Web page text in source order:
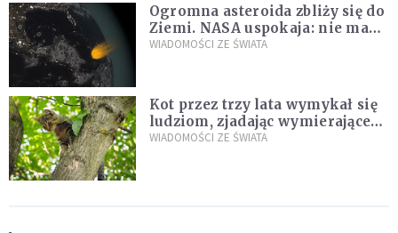
Ogromna asteroida zbliży się do
Ziemi. NASA uspokaja: nie ma
zagrożenia
WIADOMOŚCI ZE ŚWIATA
Kot przez trzy lata wymykał się
ludziom, zjadając wymierające
kaczki. W końcu popełnił
WIADOMOŚCI ZE ŚWIATA